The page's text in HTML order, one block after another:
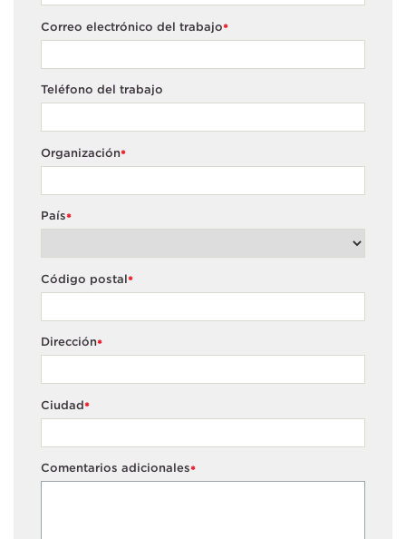
*
Correo electrónico del trabajo
Teléfono del trabajo
*
Organización
*
País
*
Código postal
*
Dirección
*
Ciudad
*
Comentarios adicionales